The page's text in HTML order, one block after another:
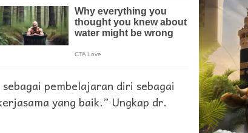
pembelajaran diri sebagai
yang baik.” Ungkap dr.